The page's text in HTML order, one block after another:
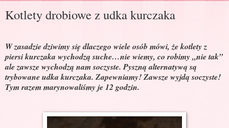
Kotlety drobiowe z udka kurczaka
W zasadzie dziwimy się dlaczego wiele osób mówi, że kotlety z
piersi kurczaka wychodzą suche…nie wiemy, co robimy „nie tak”
ale zawsze wychodzą nam soczyste. Pyszną alternatywą są
trybowane udka kurczaka. Zapewniamy! Zawsze wyjdą soczyste!
Tym razem marynowaliśmy je 12 godzin.